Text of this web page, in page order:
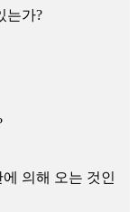
는가?
의해 오는 것인